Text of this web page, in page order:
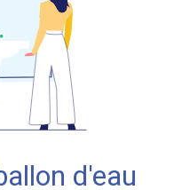
d'eau